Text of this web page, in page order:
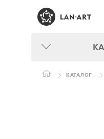
КАТАЛОГ